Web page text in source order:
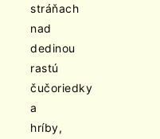
stráňach
nad
dedinou
rastú
čučoriedky
a
hríby,